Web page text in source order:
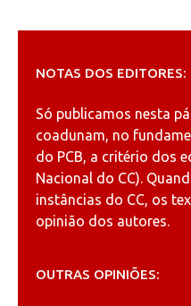
NOTAS DOS EDITORES:
Só publicamos nesta
coadunam, no
do PCB, a critério dos
Nacional do CC).
instâncias do CC, os
opinião dos autores.
OUTRAS OPINIÕES: